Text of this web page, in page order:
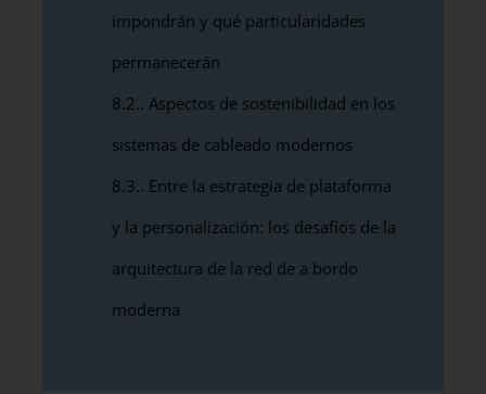
impondrán y qué particularidades
permanecerán
8.2. Aspectos de sostenibilidad en los
sistemas de cableado modernos
8.3. Entre la estrategia de plataforma
y la personalización: los desafíos de la
arquitectura de la red de a bordo
moderna